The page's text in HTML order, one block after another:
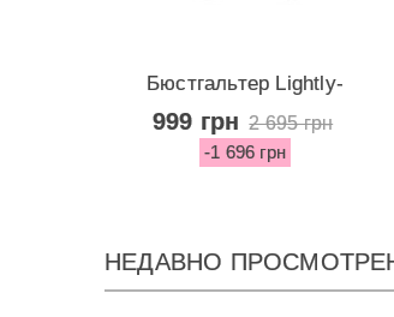
Бюстгальтер Lightly-
Lined Demi...
999 грн 2 695 грн
-1 696 грн
НЕДАВНО